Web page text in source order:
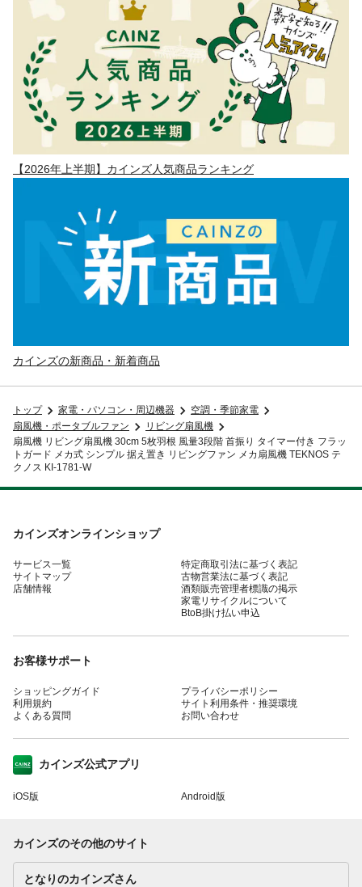
【2026年上半期】カインズ人気商品ランキング
カインズの新商品・新着商品
トップ 家電・パソコン・周辺機器
空調・季節家電
扇風機・ポータブルファン
リビング扇風機
扇風機 リビング扇風機 30cm 5枚羽根 風量3段階 首振り タイマー付き フラッ
トガード メカ式 シンプル 据え置き リビングファン メカ扇風機 TEKNOS テ
クノス KI-1781-W
カインズオンラインショップ
サービス一覧
サイトマップ
店舗情報
特定商取引法に基づく表記
古物営業法に基づく表記
酒類販売管理者標識の掲示
家電リサイクルについて
BtoB掛け払い申込
お客様サポート
ショッピングガイド
利用規約
よくある質問
プライバシーポリシー
サイト利用条件・推奨環境
お問い合わせ
カインズ公式アプリ
iOS版 Android版
カインズのその他のサイト
となりのカインズさん